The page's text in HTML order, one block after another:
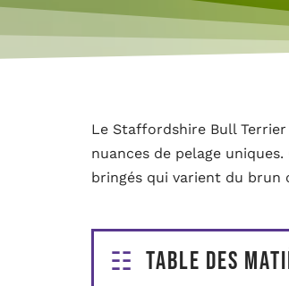
Le Staffordshire Bull
nuances de pelage
bringés qui varient du brun
Table des